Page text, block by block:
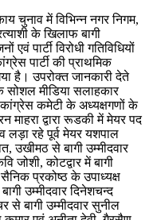
चुनाव में विभिन्न नगर निगम,
के खिलाफ बागी
पार्टी विरोधी गतिविधियों
पार्टी की प्राथमिक
है। उपरोक्त जानकारी देते
सोशल मीडिया सलाहकार
कांग्रेस कमेटी के अध्यक्षगणों के
द्वारा रूडकी में मेयर पद
लड़ा रहे पूर्व मेयर यशपाल
उखीमठ से बागी उम्मीदवार
जोशी, कोटद्वार में बागी
प्रकोष्ठ के उपाध्यक्ष
उम्मीदवार दिनेशचन्द
से बागी उम्मीदवार सुनील